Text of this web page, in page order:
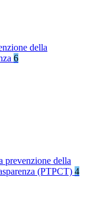
della
6
prevenzione della
(PTPCT) 4